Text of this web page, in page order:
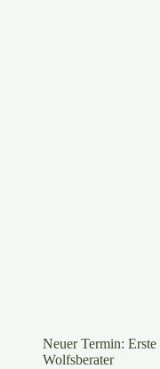
Neuer Termin:
Wolfsberater